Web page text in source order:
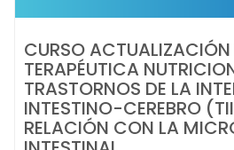
CURSO ACTUALIZACIÓN
TERAPÉUTICA
TRASTORNOS DE LA
INTESTINO-CEREBRO
RELACIÓN CON LA